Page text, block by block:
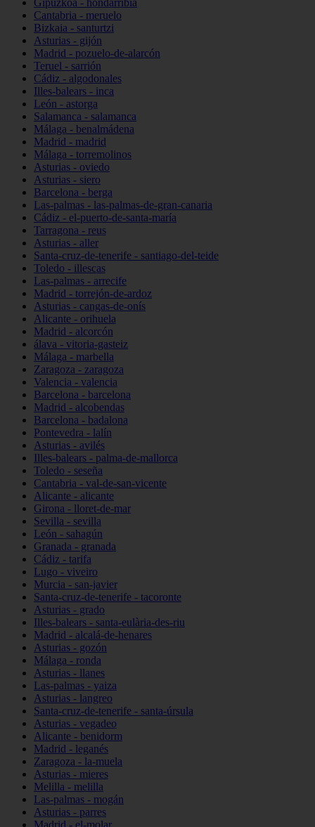
Gipuzkoa - hondarribia
Cantabria - meruelo
Bizkaia - santurtzi
Asturias - gijón
Madrid - pozuelo-de-alarcón
Teruel - sarrión
Cádiz - algodonales
Illes-balears - inca
León - astorga
Salamanca - salamanca
Málaga - benalmádena
Madrid - madrid
Málaga - torremolinos
Asturias - oviedo
Asturias - siero
Barcelona - berga
Las-palmas - las-palmas-de-gran-canaria
Cádiz - el-puerto-de-santa-maría
Tarragona - reus
Asturias - aller
Santa-cruz-de-tenerife - santiago-del-teide
Toledo - illescas
Las-palmas - arrecife
Madrid - torrejón-de-ardoz
Asturias - cangas-de-onís
Alicante - orihuela
Madrid - alcorcón
álava - vitoria-gasteiz
Málaga - marbella
Zaragoza - zaragoza
Valencia - valencia
Barcelona - barcelona
Madrid - alcobendas
Barcelona - badalona
Pontevedra - lalín
Asturias - avilés
Illes-balears - palma-de-mallorca
Toledo - seseña
Cantabria - val-de-san-vicente
Alicante - alicante
Girona - lloret-de-mar
Sevilla - sevilla
León - sahagún
Granada - granada
Cádiz - tarifa
Lugo - viveiro
Murcia - san-javier
Santa-cruz-de-tenerife - tacoronte
Asturias - grado
Illes-balears - santa-eulària-des-riu
Madrid - alcalá-de-henares
Asturias - gozón
Málaga - ronda
Asturias - llanes
Las-palmas - yaiza
Asturias - langreo
Santa-cruz-de-tenerife - santa-úrsula
Asturias - vegadeo
Alicante - benidorm
Madrid - leganés
Zaragoza - la-muela
Asturias - mieres
Melilla - melilla
Las-palmas - mogán
Asturias - parres
Madrid - el-molar